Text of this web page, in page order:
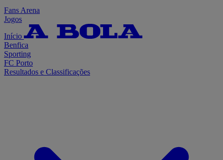
Fans Arena
Jogos
Início
Benfica
Sporting
FC Porto
Resultados e Classificações